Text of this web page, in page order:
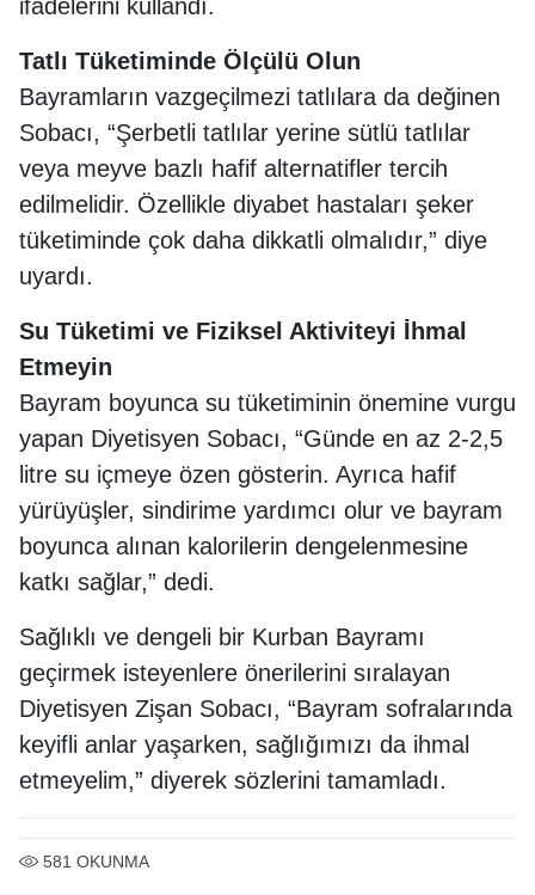
ifadelerini kullandı.
Tatlı Tüketiminde Ölçülü Olun
Bayramların vazgeçilmezi tatlılara da değinen
Sobacı, “Şerbetli tatlılar yerine sütlü tatlılar
veya meyve bazlı hafif alternatifler tercih
edilmelidir. Özellikle diyabet hastaları şeker
tüketiminde çok daha dikkatli olmalıdır,” diye
uyardı.
Su Tüketimi ve Fiziksel Aktiviteyi İhmal
Etmeyin
Bayram boyunca su tüketiminin önemine vurgu
yapan Diyetisyen Sobacı, “Günde en az 2-2,5
litre su içmeye özen gösterin. Ayrıca hafif
yürüyüşler, sindirime yardımcı olur ve bayram
boyunca alınan kalorilerin dengelenmesine
katkı sağlar,” dedi.
Sağlıklı ve dengeli bir Kurban Bayramı
geçirmek isteyenlere önerilerini sıralayan
Diyetisyen Zişan Sobacı, “Bayram sofralarında
keyifli anlar yaşarken, sağlığımızı da ihmal
etmeyelim,” diyerek sözlerini tamamladı.
581 OKUNMA